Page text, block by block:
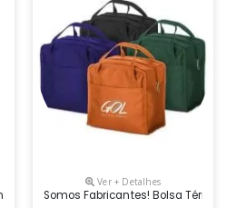
Essa Bolsa Térmica Em Qualquer
Ver + Detalhes
Somos Fabricantes! Bolsa